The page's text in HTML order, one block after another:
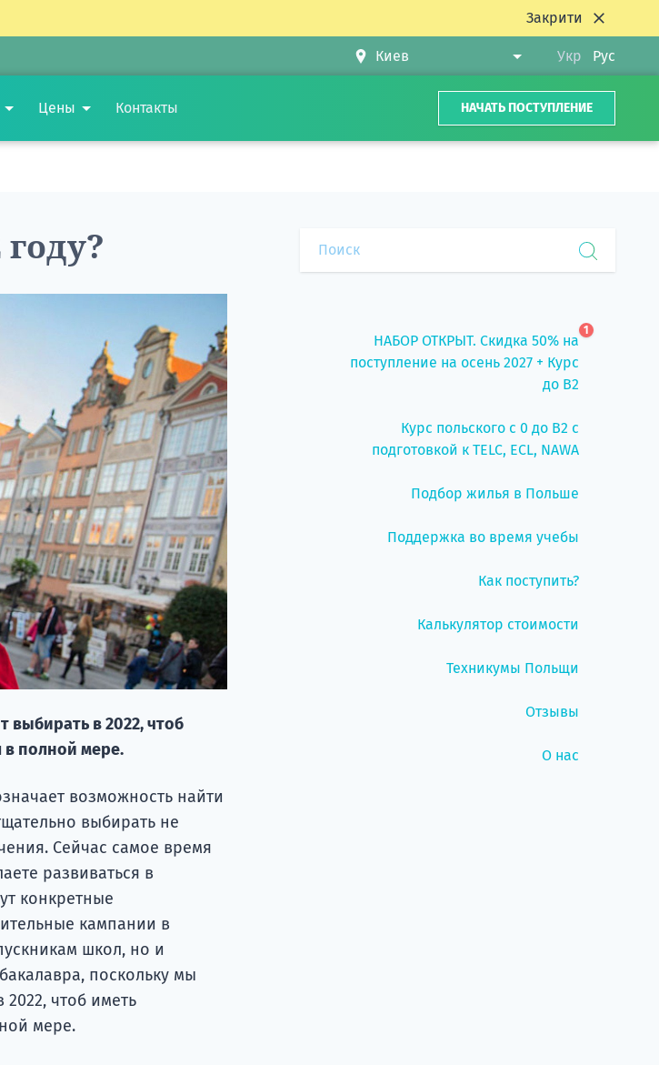
Закрити
Укр Рус
Цены Контакты НАЧАТЬ ПОСТУПЛЕНИЕ
выбирать в 2022, чтоб
в полной мере.
возможность найти
выбирать не
Сейчас самое время
развиваться в
конкретные
кампании в
школ, но и
поскольку мы
чтоб иметь
мере.
НАБОР ОТКРЫТ. Скидка 50% на
поступление на осень 2027 + Курс
до B2
1
Курс польского с 0 до B2 с
подготовкой к TELC, ECL, NAWA
Подбор жилья в Польше
Поддержка во время учебы
Как поступить?
Калькулятор стоимости
Техникумы Польщи
Отзывы
О нас